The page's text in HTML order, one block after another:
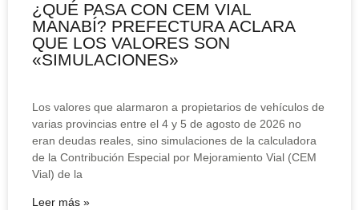
¿QUÉ PASA CON CEM VIAL
MANABÍ? PREFECTURA ACLARA
QUE LOS VALORES SON
«SIMULACIONES»
Los valores que alarmaron a propietarios de vehículos de
varias provincias entre el 4 y 5 de agosto de 2026 no
eran deudas reales, sino simulaciones de la calculadora
de la Contribución Especial por Mejoramiento Vial (CEM
Vial) de la
Leer más »